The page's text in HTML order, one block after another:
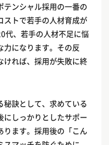
テンシャル採用の一番の
ストで若手の人材育成が
代、若手の人材不足に悩
力になります。その反
ければ、採用が失敗に終
訣として、求めている
にしっかりとしたサポー
ります。採用後の「こん